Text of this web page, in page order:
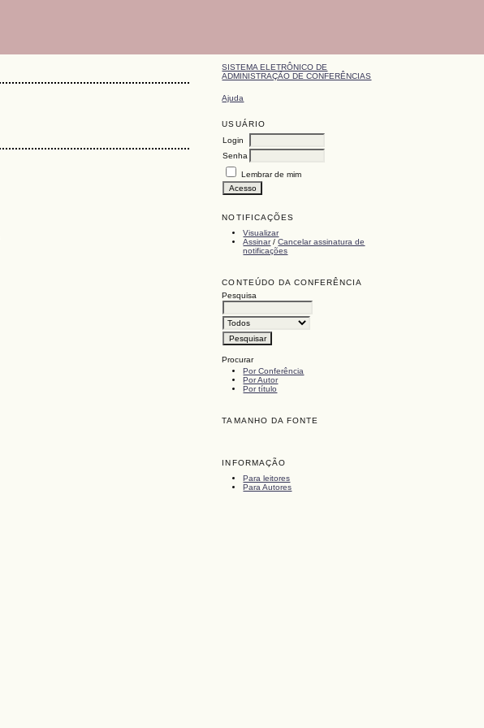
SISTEMA ELETRÔNICO DE
ADMINISTRAÇÃO DE CONFERÊNCIAS
Ajuda
USUÁRIO
Login
Senha
Lembrar de mim
NOTIFICAÇÕES
Visualizar
Assinar/Cancelar assinatura de
notificações
CONTEÚDO DA CONFERÊNCIA
Pesquisa
Procurar
Por Conferência
Por Autor
Por título
TAMANHO DA FONTE
INFORMAÇÃO
Para leitores
Para Autores